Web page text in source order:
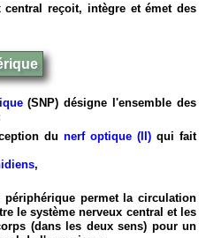
central reçoit, intègre et émet des
(SNP) désigne l'ensemble des
du nerf optique (II) qui fait
,
périphérique permet la circulation
le système nerveux central et les
(dans les deux sens) pour un